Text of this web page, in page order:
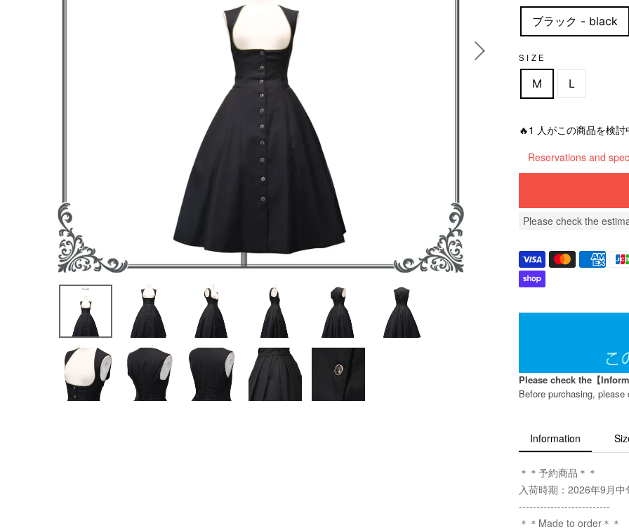
u
a
r
p
i
e
ブラック - black
SIZE
M L
🔥1 人がこの商品を検討
Reservations and
Please check the
Please check the【
Before purchasing, please
Information
＊＊予約商品＊＊
入荷時期：2026年9月
--------------------------
＊＊Made to order＊＊